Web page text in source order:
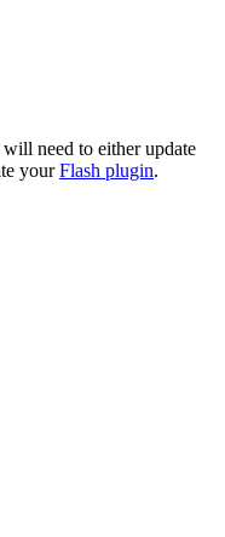
need to either update
yourFlash plugin.